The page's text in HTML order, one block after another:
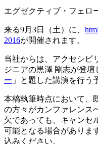
エグゼクティブ・フェロ
来る9月3日（土）に、
2016が開催されます。
当社からは、アクセシビ
ジニアの黒澤 剛志が登壇
ー 」と題した講演を行う
本稿執筆時点において、
の方々がカンファレンス
欠であっても、キャンセ
可能となる場合がありま
込みください。